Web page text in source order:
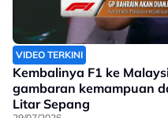
VIDEO TERKINI
Kembalinya F1 ke
gambaran kemampuan
Litar Sepang